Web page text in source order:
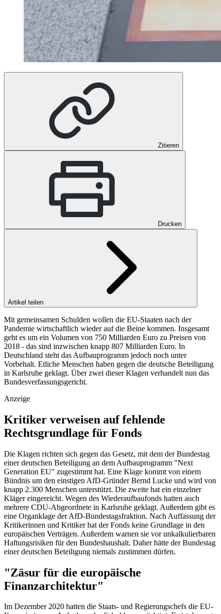
Zitieren
Drucken
Artikel teilen
Mit gemeinsamen Schulden wollen die EU-Staaten nach der
Pandemie wirtschaftlich wieder auf die Beine kommen. Insgesamt
geht es um ein Volumen von 750 Milliarden Euro zu Preisen von
2018 - das sind inzwischen knapp 807 Milliarden Euro. In
Deutschland steht das Aufbauprogramm jedoch noch unter
Vorbehalt. Etliche Menschen haben gegen die deutsche Beteiligung
in Karlsruhe geklagt. Über zwei dieser Klagen verhandelt nun das
Bundesverfassungsgericht.
Anzeige
Kritiker verweisen auf fehlende
Rechtsgrundlage für Fonds
Die Klagen richten sich gegen das Gesetz, mit dem der Bundestag
einer deutschen Beteiligung an dem Aufbauprogramm "Next
Generation EU" zugestimmt hat. Eine Klage kommt von einem
Bündnis um den einstigen AfD-Gründer Bernd Lucke und wird von
knapp 2.300 Menschen unterstützt. Die zweite hat ein einzelner
Kläger eingereicht. Wegen des Wiederaufbaufonds hatten auch
mehrere CDU-Abgeordnete in Karlsruhe geklagt. Außerdem gibt es
eine Organklage der AfD-Bundestagsfraktion. Nach Auffassung der
Kritikerinnen und Kritiker hat der Fonds keine Grundlage in den
europäischen Verträgen. Außerdem warnen sie vor unkalkulierbaren
Haftungsrisiken für den Bundeshaushalt. Daher hätte der Bundestag
einer deutschen Beteiligung niemals zustimmen dürfen.
"Zäsur für die europäische
Finanzarchitektur"
Im Dezember 2020 hatten die Staats- und Regierungschefs die EU-